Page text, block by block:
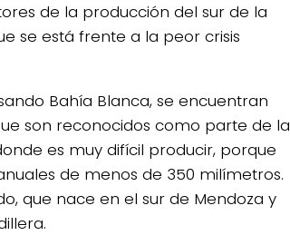
de la producción del sur de la
se está frente a la peor crisis
Bahía Blanca, se encuentran
son reconocidos como parte de la
es muy difícil producir, porque
de menos de 350 milímetros.
que nace en el sur de Mendoza y